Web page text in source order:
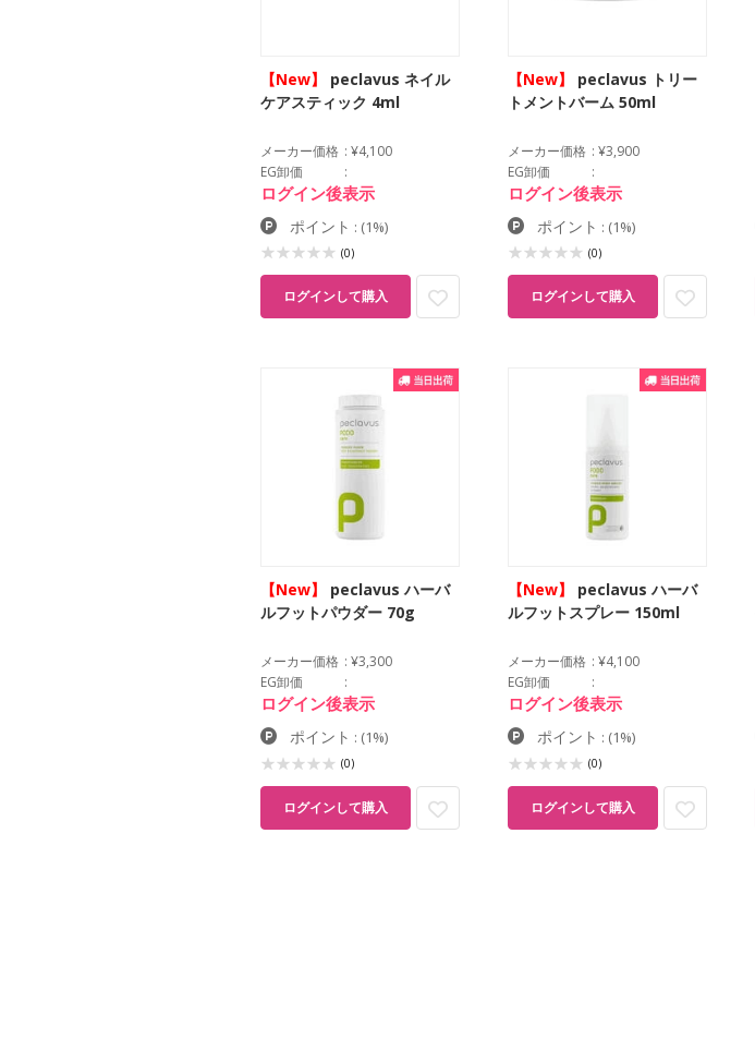
【New】
peclavus ネイル
ケアスティック 4ml
メーカー価格
¥4,100
EG卸価
ログイン後表示
ポイント : (1%)
(0)
ログインして購入
【New】
peclavus トリー
トメントバーム 50ml
メーカー価格
¥3,900
EG卸価
ログイン後表示
ポイント : (1%)
(0)
ログインして購入
【New】
peclavus ハーバ
ルフットパウダー 70g
メーカー価格
¥3,300
EG卸価
ログイン後表示
ポイント : (1%)
(0)
ログインして購入
【New】
peclavus ハーバ
ルフットスプレー 150ml
メーカー価格
¥4,100
EG卸価
ログイン後表示
ポイント : (1%)
(0)
ログインして購入